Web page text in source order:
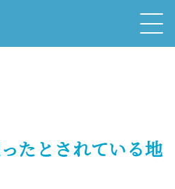
たとされている地